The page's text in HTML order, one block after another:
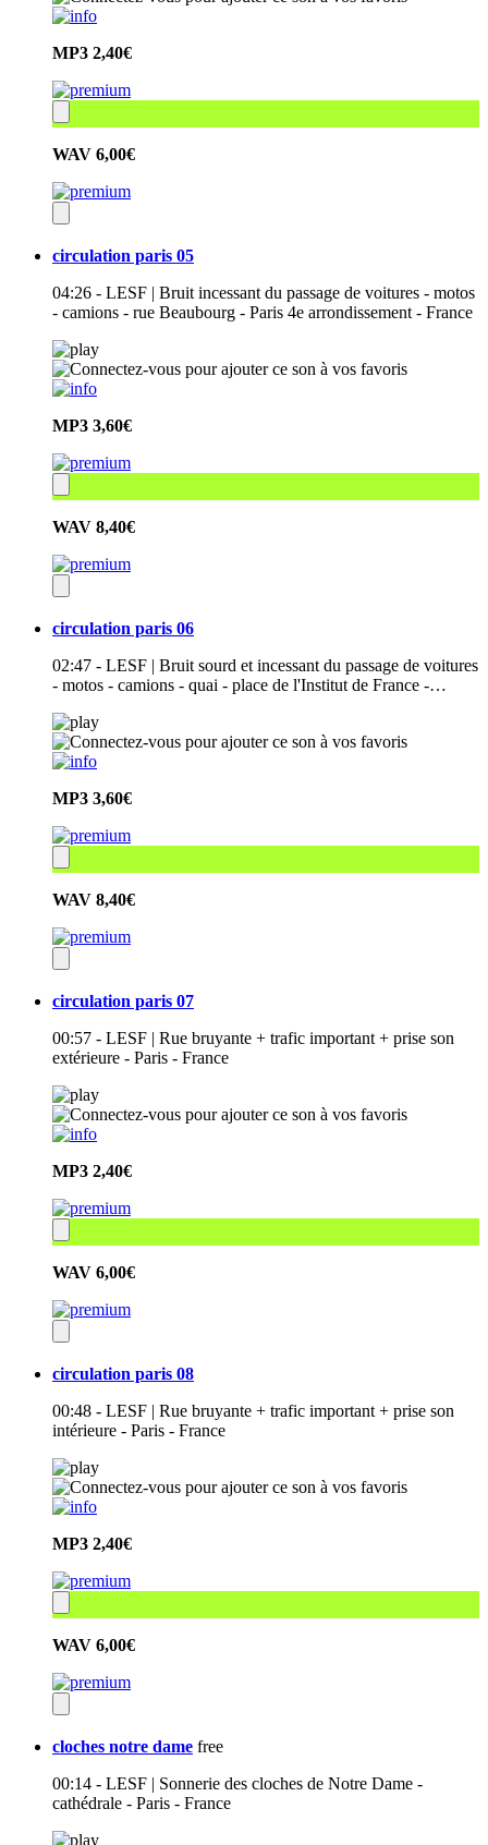
MP3 2,40€
WAV 6,00€
circulation paris 05
04:26 - LESF | Bruit incessant du passage de voitures - motos
- camions - rue Beaubourg - Paris 4e arrondissement - France
MP3 3,60€
WAV 8,40€
circulation paris 06
02:47 - LESF | Bruit sourd et incessant du passage de voitures
- motos - camions - quai - place de l'Institut de France -…
MP3 3,60€
WAV 8,40€
circulation paris 07
00:57 - LESF | Rue bruyante + trafic important + prise son
extérieure - Paris - France
MP3 2,40€
WAV 6,00€
circulation paris 08
00:48 - LESF | Rue bruyante + trafic important + prise son
intérieure - Paris - France
MP3 2,40€
WAV 6,00€
cloches notre dame free
00:14 - LESF | Sonnerie des cloches de Notre Dame -
cathédrale - Paris - France